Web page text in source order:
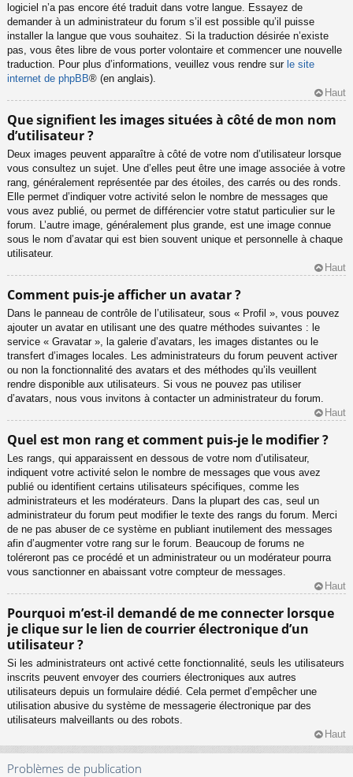
logiciel n’a pas encore été traduit dans votre langue. Essayez de
demander à un administrateur du forum s’il est possible qu’il puisse
installer la langue que vous souhaitez. Si la traduction désirée n’existe
pas, vous êtes libre de vous porter volontaire et commencer une nouvelle
traduction. Pour plus d’informations, veuillez vous rendre sur le site
internet de phpBB® (en anglais).
Haut
Que signifient les images situées à côté de mon nom
d’utilisateur ?
Deux images peuvent apparaître à côté de votre nom d’utilisateur lorsque
vous consultez un sujet. Une d’elles peut être une image associée à votre
rang, généralement représentée par des étoiles, des carrés ou des ronds.
Elle permet d’indiquer votre activité selon le nombre de messages que
vous avez publié, ou permet de différencier votre statut particulier sur le
forum. L’autre image, généralement plus grande, est une image connue
sous le nom d’avatar qui est bien souvent unique et personnelle à chaque
utilisateur.
Haut
Comment puis-je afficher un avatar ?
Dans le panneau de contrôle de l’utilisateur, sous « Profil », vous pouvez
ajouter un avatar en utilisant une des quatre méthodes suivantes : le
service « Gravatar », la galerie d’avatars, les images distantes ou le
transfert d’images locales. Les administrateurs du forum peuvent activer
ou non la fonctionnalité des avatars et des méthodes qu’ils veuillent
rendre disponible aux utilisateurs. Si vous ne pouvez pas utiliser
d’avatars, nous vous invitons à contacter un administrateur du forum.
Haut
Quel est mon rang et comment puis-je le modifier ?
Les rangs, qui apparaissent en dessous de votre nom d’utilisateur,
indiquent votre activité selon le nombre de messages que vous avez
publié ou identifient certains utilisateurs spécifiques, comme les
administrateurs et les modérateurs. Dans la plupart des cas, seul un
administrateur du forum peut modifier le texte des rangs du forum. Merci
de ne pas abuser de ce système en publiant inutilement des messages
afin d’augmenter votre rang sur le forum. Beaucoup de forums ne
toléreront pas ce procédé et un administrateur ou un modérateur pourra
vous sanctionner en abaissant votre compteur de messages.
Haut
Pourquoi m’est-il demandé de me connecter lorsque
je clique sur le lien de courrier électronique d’un
utilisateur ?
Si les administrateurs ont activé cette fonctionnalité, seuls les utilisateurs
inscrits peuvent envoyer des courriers électroniques aux autres
utilisateurs depuis un formulaire dédié. Cela permet d’empêcher une
utilisation abusive du système de messagerie électronique par des
utilisateurs malveillants ou des robots.
Haut
Problèmes de publication